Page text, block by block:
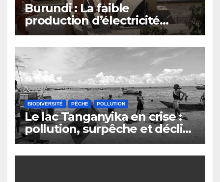
Burundi : La faible
production d’électricité
compromet le plan
d’émergence
BIODIVERSITÉ PÊCHE POLLUTION
Le lac Tanganyika en crise :
pollution, surpêche et déclin
du secteur de la pêche au
Burundi